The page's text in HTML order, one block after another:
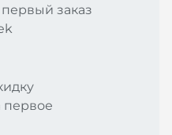
заказ
первое